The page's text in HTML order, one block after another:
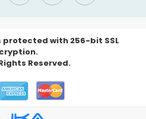
with 256-bit SSL
Reserved.